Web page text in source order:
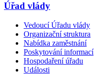
Úřad vlády
Vedoucí Úřadu vlády
Organizační struktura
Nabídka zaměstnání
Poskytování informací
Hospodaření úřadu
Události